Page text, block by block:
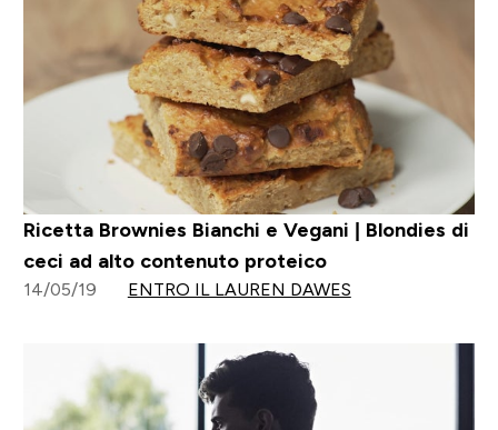
Ricetta Brownies Bianchi e Vegani | Blondies di
ceci ad alto contenuto proteico
14/05/19 ENTRO IL LAUREN DAWES